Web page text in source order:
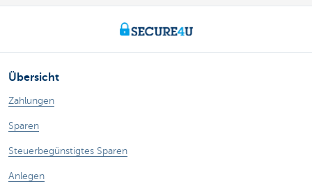
Übersicht
Zahlungen
Sparen
Steuerbegünstigtes Sparen
Anlegen